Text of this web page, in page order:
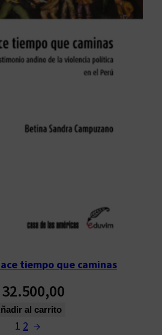
tiempo que caminas
32.500,00
al carrito
1 2 →